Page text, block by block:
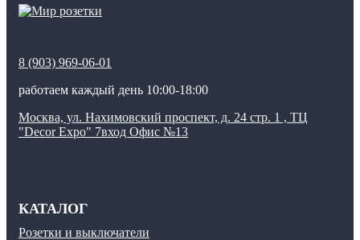
8 (903) 969-06-01
работаем каждый день 10:00-18:00
Москва, ул. Нахимовский проспект, д. 24 стр. 1 , ТЦ
"Decor Expo" 7вход Офис №13
КАТАЛОГ
Розетки и выключатели